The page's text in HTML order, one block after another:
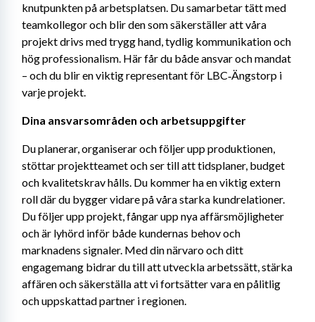
knutpunkten på arbetsplatsen. Du samarbetar tätt med
teamkollegor och blir den som säkerställer att våra
projekt drivs med trygg hand, tydlig kommunikation och
hög professionalism. Här får du både ansvar och mandat
– och du blir en viktig representant för LBC‑Ängstorp i
varje projekt.
Dina ansvarsområden och arbetsuppgifter
Du planerar, organiserar och följer upp produktionen,
stöttar projektteamet och ser till att tidsplaner, budget
och kvalitetskrav hålls. Du kommer ha en viktig extern
roll där du bygger vidare på våra starka kundrelationer.
Du följer upp projekt, fångar upp nya affärsmöjligheter
och är lyhörd inför både kundernas behov och
marknadens signaler. Med din närvaro och ditt
engagemang bidrar du till att utveckla arbetssätt, stärka
affären och säkerställa att vi fortsätter vara en pålitlig
och uppskattad partner i regionen.